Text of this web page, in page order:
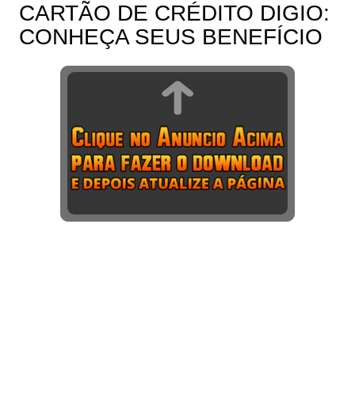
CARTÃO DE CRÉDITO DIGIO:
CONHEÇA SEUS BENEFÍCIO